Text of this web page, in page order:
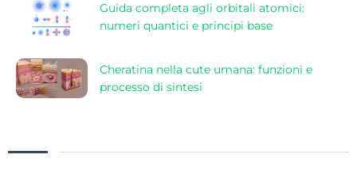
Guida completa agli orbitali atomici:
numeri quantici e principi base
Cheratina nella cute umana: funzioni e
processo di sintesi